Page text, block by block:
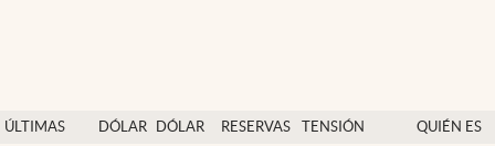
ÚLTIMAS
DÓLAR
DÓLAR
RESERVAS
TENSIÓN
QUIÉN ES
Dólar